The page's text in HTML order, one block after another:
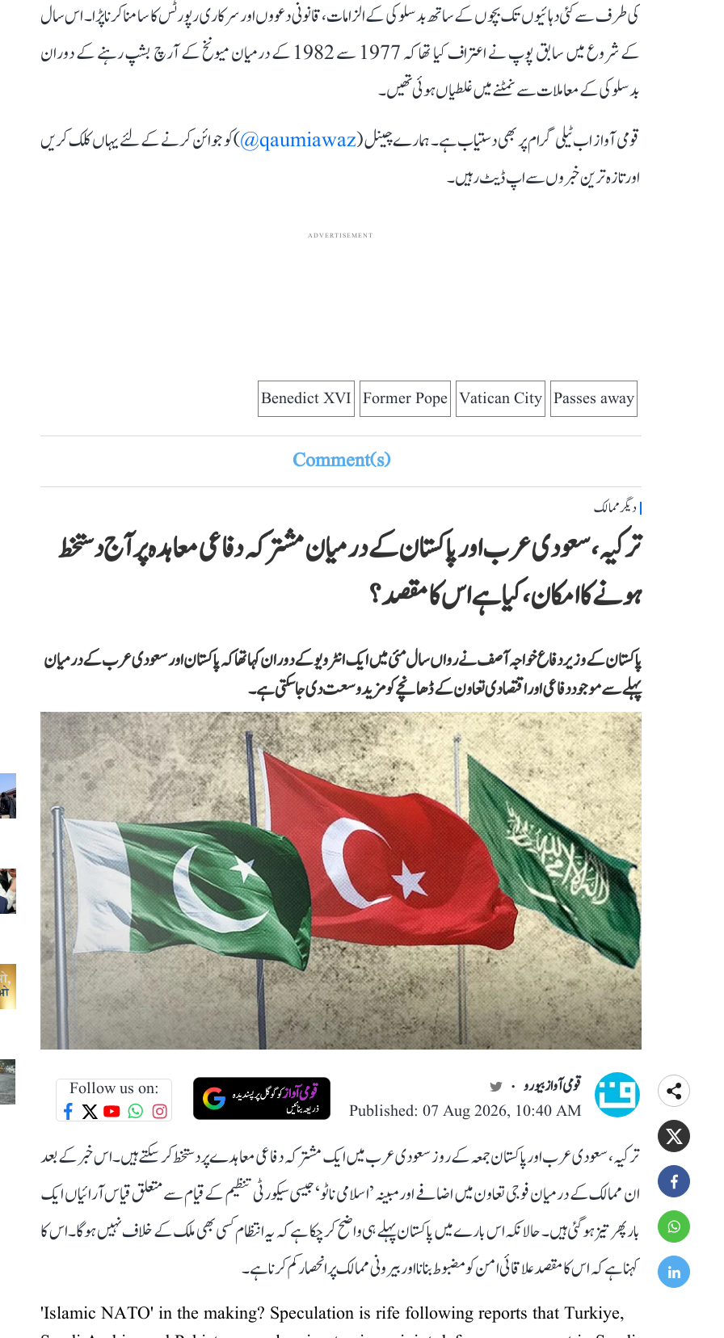
کی طرف سے کئی دہائیوں تک بچوں کے ساتھ بدسلوکی کے الزامات، قانونی دعووں اور سرکاری رپورٹس کا سامنا کرنا پڑا۔ اس سال
کے شروع میں سابق پوپ نے اعتراف کیا تھا کہ 1977 سے 1982 کے درمیان میونخ کے آرچ بشپ رہنے کے دوران
بدسلوکی کے معاملات سے نمٹنے میں غلطیاں ہوئی تھیں۔
قومی آواز اب ٹیلی گرام پر بھی دستیاب ہے۔ ہمارے چینل (qaumiawaz@
) کو جوائن کرنے کے لئے یہاں کلک کریں
اور تازہ ترین خبروں سے اپ ڈیٹ رہیں۔
ADVERTISEMENT
Passes away
Vatican City
Former Pope
Benedict XVI
Comment(s)
دیگر ممالک
ترکیہ، سعودی عرب اور پاکستان کے درمیان مشترکہ دفاعی معاہدہ پر آج دستخط
ہونے کا امکان، کیا ہے اس کا مقصد؟
پاکستان کے وزیر دفاع خواجہ آصف نے رواں سال مئی میں ایک انٹرویو کے دوران کہا تھا کہ پاکستان اور سعودی عرب کے درمیان
پہلے سے موجود دفاعی اور اقتصادی تعاون کے ڈھانچے کو مزید وسعت دی جا سکتی ہے۔
قومی آواز بیورو
Published: 07 Aug 2026, 10:40 AM
Follow us on:
ترکیہ، سعودی عرب اور پاکستان جمعہ کے روز سعودی عرب میں ایک مشترکہ دفاعی معاہدے پر دستخط کر سکتے ہیں۔ اس خبر کے بعد
ان ممالک کے درمیان فوجی تعاون میں اضافے اور مبینہ ’اسلامی ناٹو‘ جیسی سیکورٹی تنظیم کے قیام سے متعلق قیاس آرائیاں ایک
بار پھر تیز ہو گئی ہیں۔ حالانکہ اس بارے میں پاکستان پہلے ہی واضح کر چکا ہے کہ یہ انتظام کسی بھی ملک کے خلاف نہیں ہوگا۔ اس کا
کہنا ہے کہ اس کا مقصد علاقائی امن کو مضبوط بنانا اور بیرونی ممالک پر انحصار کم کرنا ہے۔
'Islamic NATO' in the making? Speculation is rife following reports that Turkiye,